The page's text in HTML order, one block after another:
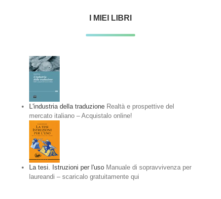
I MIEI LIBRI
L'industria della traduzione Realtà e prospettive del
mercato italiano – Acquistalo online!
La tesi. Istruzioni per l'uso Manuale di sopravvivenza per
laureandi – scaricalo gratuitamente qui